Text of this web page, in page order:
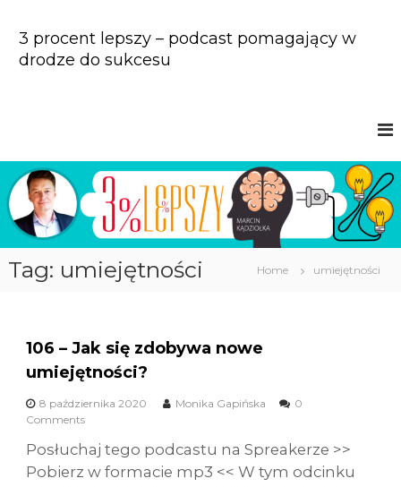
n
e
n
3 procent lepszy – podcast pomagający w
drodze do sukcesu
Tag: umiejętności Home umiejętności
106 – Jak się zdobywa nowe
umiejętności?
8 października 2020 Monika Gapińska
0
Comments
Posłuchaj tego podcastu na Spreakerze >>
Pobierz w formacie mp3 << W tym odcinku